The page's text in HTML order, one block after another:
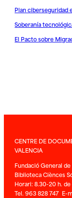
Plan ciberseguridad
Soberanía
El Pacto sobre
CENTRE DE
VALENCIA
Fundació General
Biblioteca Ciènces
Horari: 8.30-20 h.
Tel. 963 828 747 E-